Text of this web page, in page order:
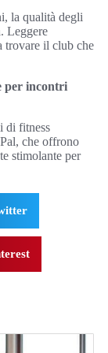
la qualità degli
Leggere
trovare il club che
per incontri
di fitness
che offrono
stimolante per